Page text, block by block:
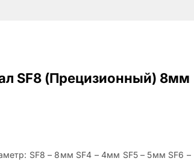
SF8 (Прецизионный) 8мм
SF8 – 8мм SF4 – 4мм SF5 – 5мм SF6 –